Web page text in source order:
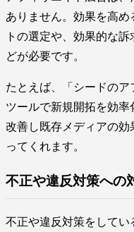
ありません。効果を高
トの選定や、効果的な
どが必要です。
たとえば、「シードの
ツールで新規開拓を効
改善し既存メディアの
ってくれます。
不正や違反対策への
不正や違反対策をして